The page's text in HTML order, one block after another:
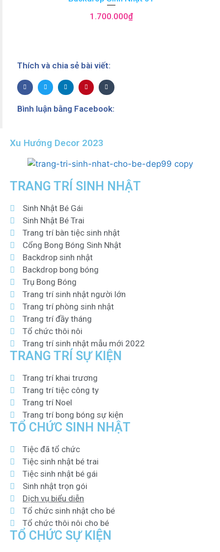
Xu Hướng Decor 2023
TRANG TRÍ SINH NHẬT
Sinh Nhật Bé Gái
Sinh Nhật Bé Trai
Trang trí bàn tiệc sinh nhật
Cổng Bong Bóng Sinh Nhật
Backdrop sinh nhật
Backdrop bong bóng
Trụ Bong Bóng
Trang trí sinh nhật người lớn
Trang trí phòng sinh nhật
Trang trí đầy tháng
Tổ chức thôi nôi
Trang trí sinh nhật mẫu mới 2022
TRANG TRÍ SỰ KIỆN
Trang trí khai trương
Trang trí tiệc công ty
Trang trí Noel
Trang trí bong bóng sự kiện
TỔ CHỨC SINH NHẬT
Tiệc đã tổ chức
Tiệc sinh nhật bé trai
Tiệc sinh nhật bé gái
Sinh nhật trọn gói
Dịch vụ biểu diễn
Tổ chức sinh nhật cho bé
Tổ chức thôi nôi cho bé
TỔ CHỨC SỰ KIỆN
1.700.000₫
Thích và chia sẻ bài viết:
Bình luận bằng Facebook: